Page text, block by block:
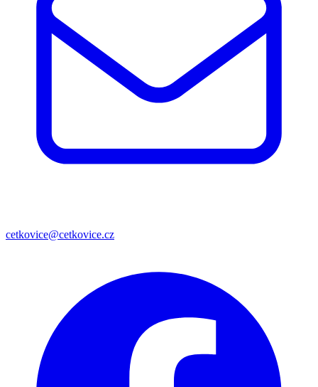
cetkovice@cetkovice.cz